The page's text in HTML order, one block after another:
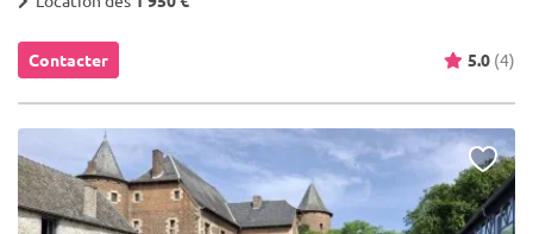
Contacter 5.0 (4)